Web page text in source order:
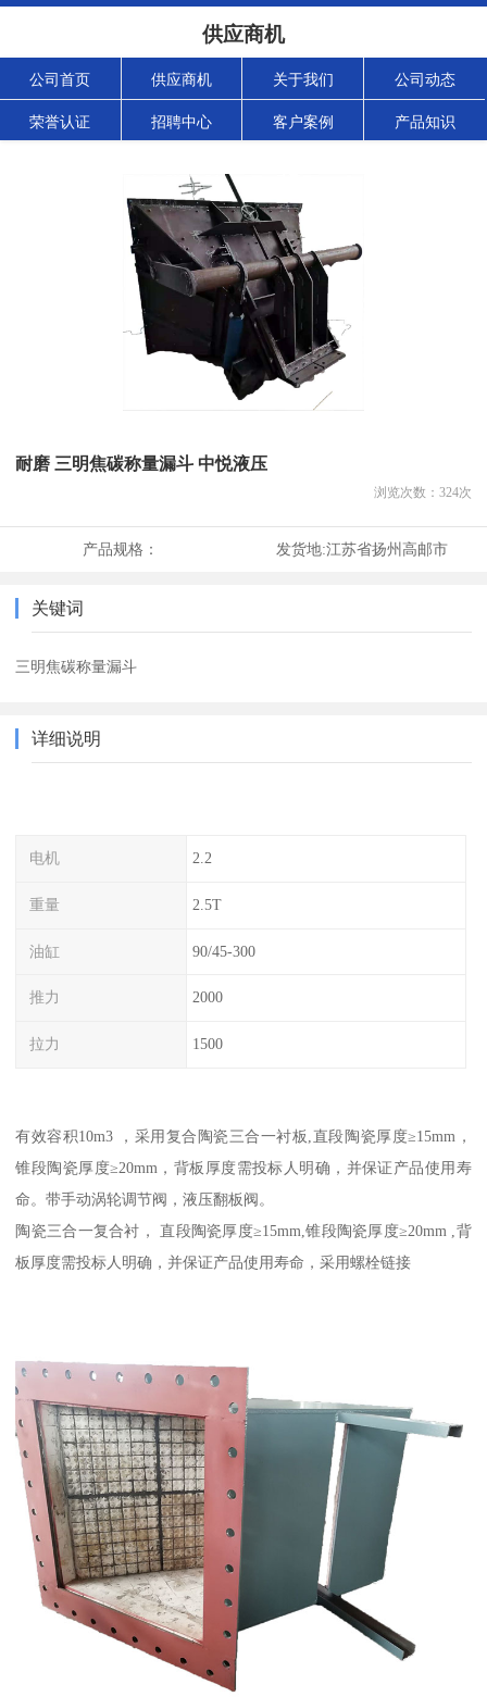
供应商机
公司首页 供应商机 关于我们 公司动态
荣誉认证 招聘中心 客户案例 产品知识
耐磨 三明焦碳称量漏斗 中悦液压
浏览次数： 324次
产品规格： 发货地:江苏省扬州高邮市
关键词
三明焦碳称量漏斗
详细说明
电机 2.2
重量 2.5T
油缸 90/45-300
推力 2000
拉力 1500
有效容积10m3 ，采用复合陶瓷三合一衬板,直段陶瓷厚度≥15mm，
锥段陶瓷厚度≥20mm，背板厚度需投标人明确，并保证产品使用寿
命。带手动涡轮调节阀，液压翻板阀。
陶瓷三合一复合衬， 直段陶瓷厚度≥15mm,锥段陶瓷厚度≥20mm ,背
板厚度需投标人明确，并保证产品使用寿命，采用螺栓链接